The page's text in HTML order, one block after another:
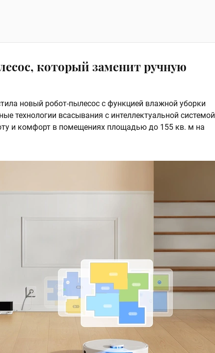
который заменит ручную
новый робот-пылесос с функцией влажной уборки
технологии всасывания с интеллектуальной системой
и комфорт в помещениях площадью до 155 кв. м на